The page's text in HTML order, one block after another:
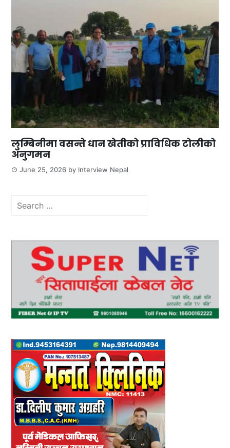
लुम्बिनीमा वसन्ते धान खेतीको प्राविधिक टोलीको
अनुगमन
June 25, 2026 by Interview Nepal
Search